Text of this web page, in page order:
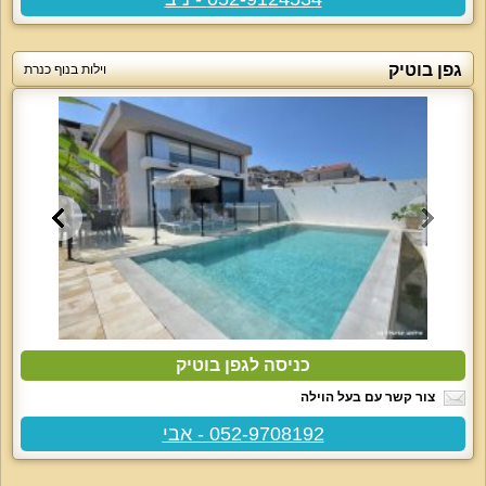
גפן בוטיק וילות בנוף כנרת
כניסה לגפן בוטיק
צור קשר עם בעל הוילה
052-9708192 - אבי